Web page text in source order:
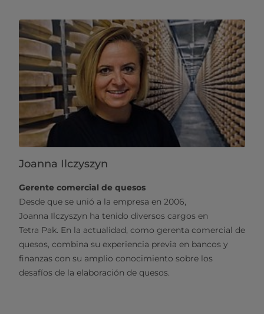
Joanna Ilczyszyn
Gerente comercial de quesos
Desde que se unió a la empresa en 2006,
Joanna Ilczyszyn ha tenido diversos cargos en
Tetra Pak. En la actualidad, como gerenta comercial de
quesos, combina su experiencia previa en bancos y
finanzas con su amplio conocimiento sobre los
desafíos de la elaboración de quesos.